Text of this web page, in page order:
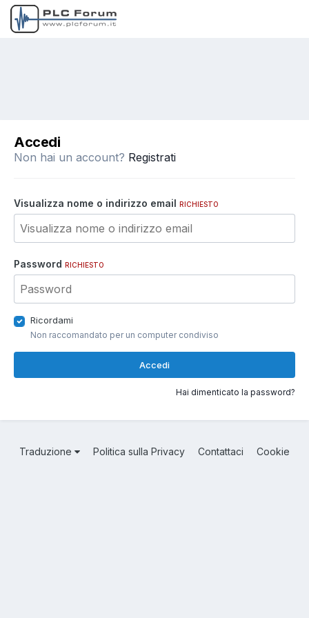
Accedi
Non hai un account? Registrati
Visualizza nome o indirizzo email RICHIESTO
Password RICHIESTO
Ricordami
Non raccomandato per un computer condiviso
Accedi
Hai dimenticato la password?
Traduzione Politica sulla Privacy Contattaci Cookie